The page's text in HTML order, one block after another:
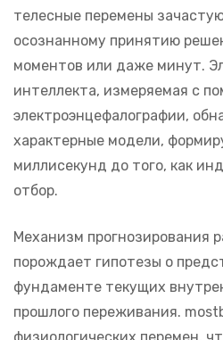
телесные перемены
осознанному принятию
моментов или даже минут.
интеллекта, измеряемая с
электроэнцефалографии,
характерные модели,
миллисекунд до того, как
отбор.
Механизм прогнозирования
порождает гипотезы о
фундаменте текущих
прошлого переживания.